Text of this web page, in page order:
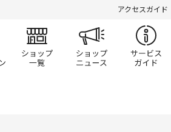
アクセスガイド
イベント/キャンペーン
ショップ一覧 ショップ